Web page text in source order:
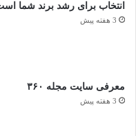
انتخاب برای رشد برند شما
3 هفته پیش
معرفی سایت مجله ۳۶۰
3 هفته پیش